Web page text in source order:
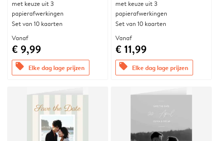
met keuze uit 3
papierafwerkingen
Set van 10 kaarten
Vanaf
€ 9,99
offers Elke dag lage prijzen
met keuze uit 3
papierafwerkingen
Set van 10 kaarten
Vanaf
€ 11,99
offers Elke dag lage prijzen